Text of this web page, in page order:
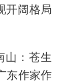
开阔格局
山：苍生
东作家作